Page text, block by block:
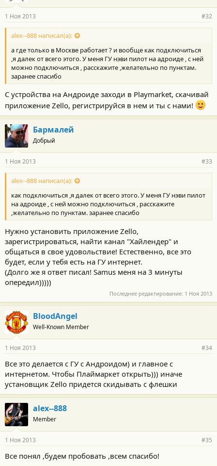
1 Ноя 2013 #32
alex--888 написал(а):
а где только в Москве работает ? и вообще как подключиться
,я далек от всего этого. У меня ГУ нэви пилот на адроиде , с ней
можно подключиться , расскажите ,желательно по пунктам.
заранее спасибо
С устройства на Андроиде заходи в Playmarket, скачивай
приложение Zello, регистрируйся в нем и ты с нами!
Бармалей
Добрый
1 Ноя 2013 #33
alex--888 написал(а):
как подключиться ,я далек от всего этого. У меня ГУ нэви пилот
на адроиде , с ней можно подключиться , расскажите
,желательно по пунктам. заранее спасибо
Нужно установить приложение Zello,
зарегистрироваться, найти канал "Хайлендер" и
общаться в свое удовольствие! Естественно, все это
будет, если у тебя есть на ГУ интернет.
(Долго же я ответ писал! Samus меня на 3 минуты
опередил)))))
Последнее редактирование: 1 Ноя 2013
BloodAngel
Well-Known Member
1 Ноя 2013 #34
Все это делается с ГУ с Андроидом) и главное с
интернетом. Чтобы Плаймаркет открыть))) иначе
установщик Zello придется скидывать с флешки
alex--888
Member
1 Ноя 2013 #35
Все понял ,будем пробовать ,всем спасибо!